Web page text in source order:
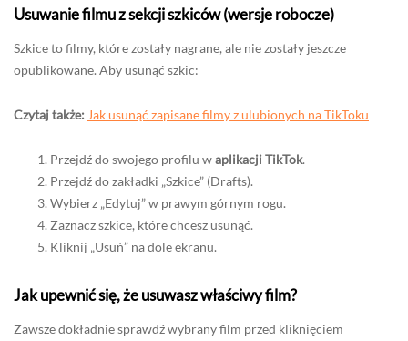
Usuwanie filmu z sekcji szkiców (wersje robocze)
Szkice to filmy, które zostały nagrane, ale nie zostały jeszcze
opublikowane. Aby usunąć szkic:
Czytaj także: Jak usunąć zapisane filmy z ulubionych na TikToku
Przejdź do swojego profilu waplikacji TikTok.
Przejdź do zakładki „Szkice” (Drafts).
Wybierz „Edytuj” w prawym górnym rogu.
Zaznacz szkice, które chcesz usunąć.
Kliknij „Usuń” na dole ekranu.
Jak upewnić się, że usuwasz właściwy film?
Zawsze dokładnie sprawdź wybrany film przed kliknięciem